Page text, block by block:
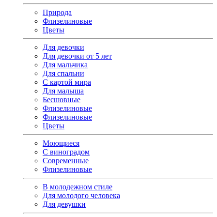
Природа
Флизелиновые
Цветы
Для девочки
Для девочки от 5 лет
Для мальчика
Для спальни
С картой мира
Для малыша
Бесшовные
Флизелиновые
Флизелиновые
Цветы
Моющиеся
С виноградом
Современные
Флизелиновые
В молодежном стиле
Для молодого человека
Для девушки